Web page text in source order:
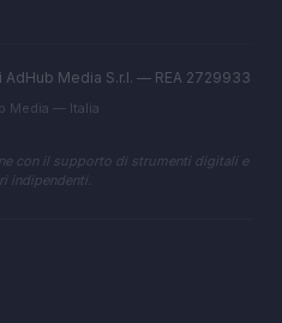
Media S.r.l. — REA 2729933
Media — Italia
con il supporto di strumenti digitali e
indipendenti.